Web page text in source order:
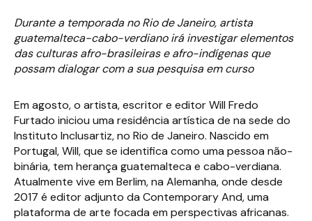
Durante a temporada no Rio de Janeiro, artista
guatemalteca-cabo-verdiano irá investigar elementos
das culturas afro-brasileiras e afro-indígenas que
possam dialogar com a sua pesquisa em curso
Em agosto, o artista, escritor e editor Will Fredo
Furtado iniciou uma residência artística de na sede do
Instituto Inclusartiz, no Rio de Janeiro. Nascido em
Portugal, Will, que se identifica como uma pessoa não-
binária, tem herança guatemalteca e cabo-verdiana.
Atualmente vive em Berlim, na Alemanha, onde desde
2017 é editor adjunto da Contemporary And, uma
plataforma de arte focada em perspectivas africanas.